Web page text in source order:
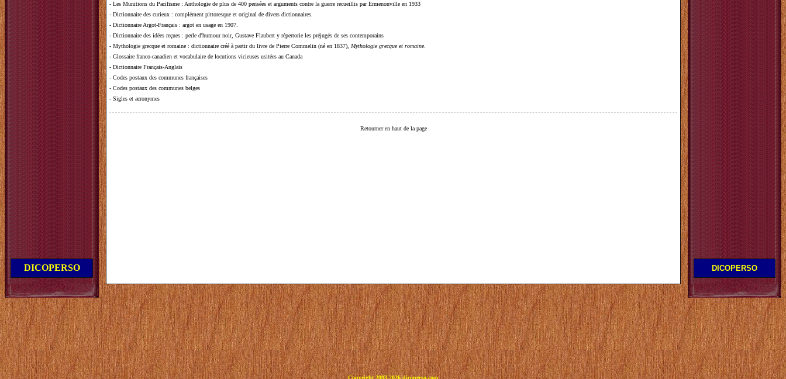
DICOPERSO
- Les Munitions du Pacifisme : Anthologie de plus de 400 pensées et arguments contre la guerre recueillis par Ermenonville en 1933
- Dictionnaire des curieux : complément pittoresque et original de divers dictionnaires.
- Dictionnaire Argot-Français : argot en usage en 1907.
- Dictionnaire des idées reçues : perle d'humour noir, Gustave Flaubert y répertorie les préjugés de ses contemporains
- Mythologie grecque et romaine : dictionnaire créé à partir du livre de Pierre Commelin (né en 1837), Mythologie grecque et romaine.
- Glossaire franco-canadien et vocabulaire de locutions vicieuses usitées au Canada
- Dictionnaire Français-Anglais
- Codes postaux des communes françaises
- Codes postaux des communes belges
- Sigles et acronymes
Retourner en haut de la page
DICOPERSO
Copyright 2003-2026 dicoperso.com